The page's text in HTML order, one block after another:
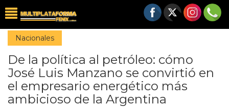
Nacionales
De la política al petróleo: cómo
José Luis Manzano se convirtió en
el empresario energético más
ambicioso de la Argentina